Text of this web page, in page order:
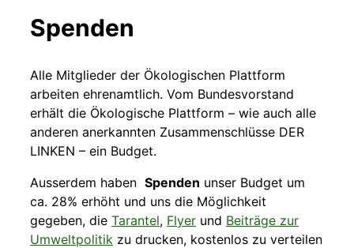
Spenden
Alle Mitglieder der Ökologischen Plattform
arbeiten ehrenamtlich. Vom Bundesvorstand
erhält die Ökologische Plattform – wie auch alle
anderen anerkannten Zusammenschlüsse DER
LINKEN – ein Budget.
Ausserdem haben Spenden unser Budget um
ca. 28% erhöht und uns die Möglichkeit
gegeben, die Tarantel, Flyer und Beiträge zur
Umweltpolitik zu drucken, kostenlos zu verteilen